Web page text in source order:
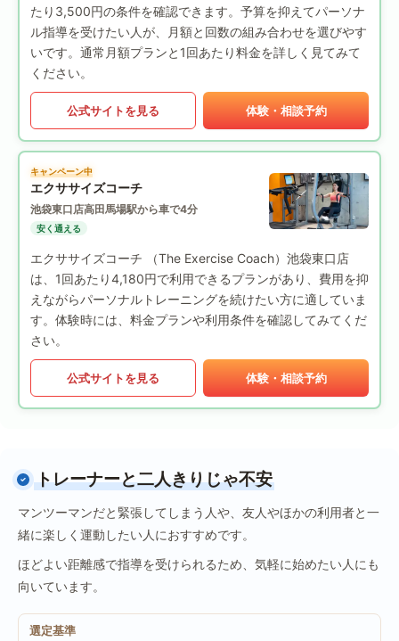
たり3,500円の条件を確認できます。予算を抑えてパーソナ
ル指導を受けたい人が、月額と回数の組み合わせを選びやす
いです。通常月額プランと1回あたり料金を詳しく見てみて
ください。
公式サイトを見る 体験・相談予約
キャンペーン中
エクササイズコーチ
池袋東口店高田馬場駅から車で4分
安く通える
エクササイズコーチ （The Exercise Coach）池袋東口店
は、1回あたり4,180円で利用できるプランがあり、費用を抑
えながらパーソナルトレーニングを続けたい方に適していま
す。体験時には、料金プランや利用条件を確認してみてくだ
さい。
公式サイトを見る 体験・相談予約
トレーナーと二人きりじゃ不安
マンツーマンだと緊張してしまう人や、友人やほかの利用者と一
緒に楽しく運動したい人におすすめです。
ほどよい距離感で指導を受けられるため、気軽に始めたい人にも
向いています。
選定基準